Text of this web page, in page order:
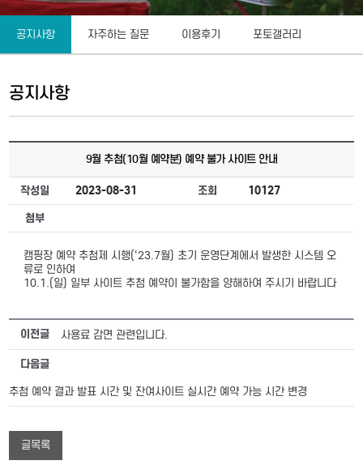
공지사항 자주하는 질문 이용후기 포토갤러리
공지사항
9월 추첨(10월 예약분) 예약 불가 사이트 안내
작성일 2023-08-31 조회
10127
첨부
캠핑장 예약 추첨제 시행(‘23.7월) 초기 운영단계에서 발생한 시스템 오
류로 인하여
10.1.(일) 일부 사이트 추첨 예약이 불가함을 양해하여 주시기 바랍니다
이전글 사용료 감면 관련입니다.
다음글
추첨 예약 결과 발표 시간 및 잔여사이트 실시간 예약 가능 시간 변경
글목록